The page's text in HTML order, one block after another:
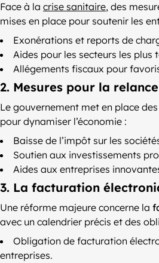
Face à la crise sanitaire, des
mises en place pour soutenir les
Exonérations et reports de
Aides pour les secteurs les plus
Allégements fiscaux pour
2. Mesures pour la
Le gouvernement met en place
pour dynamiser l’économie :
Baisse de l’impôt sur les
Soutien aux investissements
Aides aux entreprises
3. La facturation
Une réforme majeure concerne la
avec un calendrier précis et des
Obligation de facturation
entreprises.